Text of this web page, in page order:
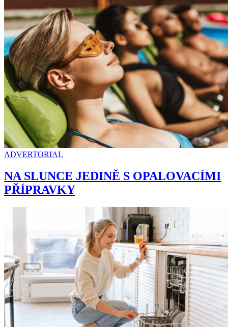
ADVERTORIAL
NA SLUNCE JEDINĚ S OPALOVACÍMI
PŘÍPRAVKY